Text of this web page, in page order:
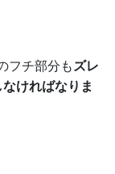
フチ部分もズレ
ければなりま